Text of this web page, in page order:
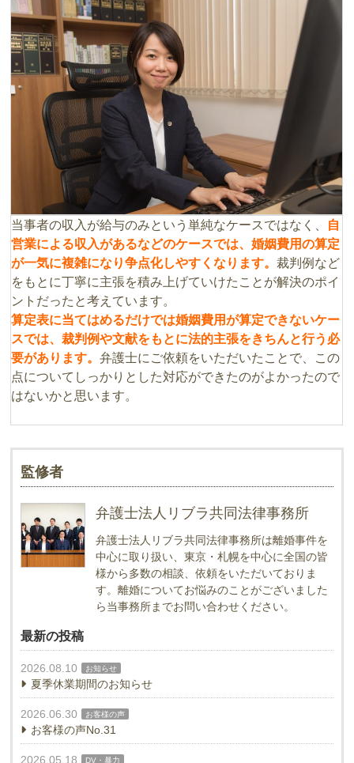
当事者の収入が給与のみという単純なケースではなく、 自
営業による収入があるなどのケースでは、婚姻費用の算定
が一気に複雑になり争点化しやすくなります。 裁判例など
をもとに丁寧に主張を積み上げていけたことが解決のポイ
ントだったと考えています。
算定表に当てはめるだけでは婚姻費用が算定できないケー
スでは、裁判例や文献をもとに法的主張をきちんと行う必
要があります。弁護士にご依頼をいただいたことで、この
点についてしっかりとした対応ができたのがよかったので
はないかと思います。
監修者
弁護士法人リブラ共同法律事務所
弁護士法人リブラ共同法律事務所は離婚事件を
中心に取り扱い、東京・札幌を中心に全国の皆
様から多数の相談、依頼をいただいておりま
す。離婚についてお悩みのことがございました
ら当事務所までお問い合わせください。
最新の投稿
2026.08.10 お知らせ
夏季休業期間のお知らせ
2026.06.30 お客様の声
お客様の声No.31
2026.05.18 DV・暴力